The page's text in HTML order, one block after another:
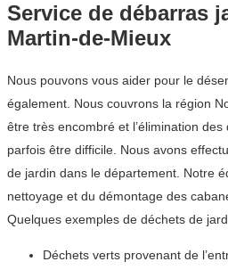
Service de débarras
Martin-de-Mieux
Nous pouvons vous aider pour le
également. Nous couvrons la région
être très encombré et l’élimination
parfois être difficile. Nous avons
de jardin dans le département. Notre
nettoyage et du démontage des
Quelques exemples de déchets de
Déchets verts provenant de